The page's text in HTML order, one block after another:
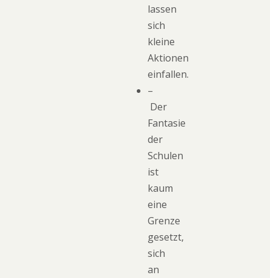
lassen
sich
kleine
Aktionen
einfallen.
–
Der
Fantasie
der
Schulen
ist
kaum
eine
Grenze
gesetzt,
sich
an